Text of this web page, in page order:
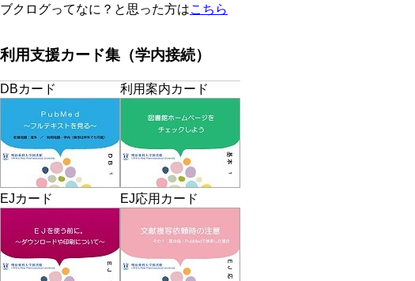
ブクログってなに？と思った方はこちら
利用支援カード集（学内接続）
DBカード 利用案内カード
EJカード EJ応用カード